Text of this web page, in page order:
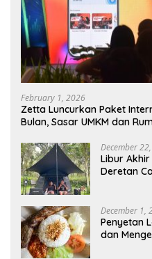
February 1, 2026
Zetta Luncurkan Paket
Bulan, Sasar UMKM dan
December
Libur
Deretan
December 1,
Penyetan
dan